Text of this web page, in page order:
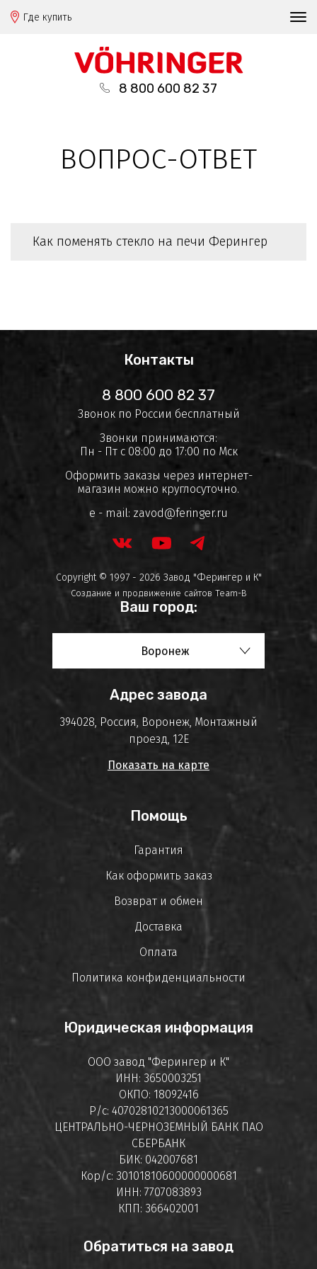
Где купить
8 800 600 82 37
ВОПРОС-ОТВЕТ
Как поменять стекло на печи Ферингер
Контакты
8 800 600 82 37
Звонок по России бесплатный
Звонки принимаются:
Пн - Пт с 08:00 до 17:00 по Мск
Оформить заказы через интернет-
магазин можно круглосуточно.
e - mail: zavod@feringer.ru
Copyright © 1997 - 2026 Завод "Ферингер и К"
Создание и продвижение сайтов Team-B
Ваш город:
Воронеж
Адрес завода
394028, Россия, Воронеж, Монтажный
проезд, 12Е
Показать на карте
Помощь
Гарантия
Как оформить заказ
Возврат и обмен
Доставка
Оплата
Политика конфиденциальности
Юридическая информация
ООО завод "Ферингер и К"
ИНН: 3650003251
ОКПО: 18092416
Р/с: 40702810213000061365
ЦЕНТРАЛЬНО-ЧЕРНОЗЕМНЫЙ БАНК ПАО
СБЕРБАНК
БИК: 042007681
Кор/с: 30101810600000000681
ИНН: 7707083893
КПП: 366402001
Обратиться на завод